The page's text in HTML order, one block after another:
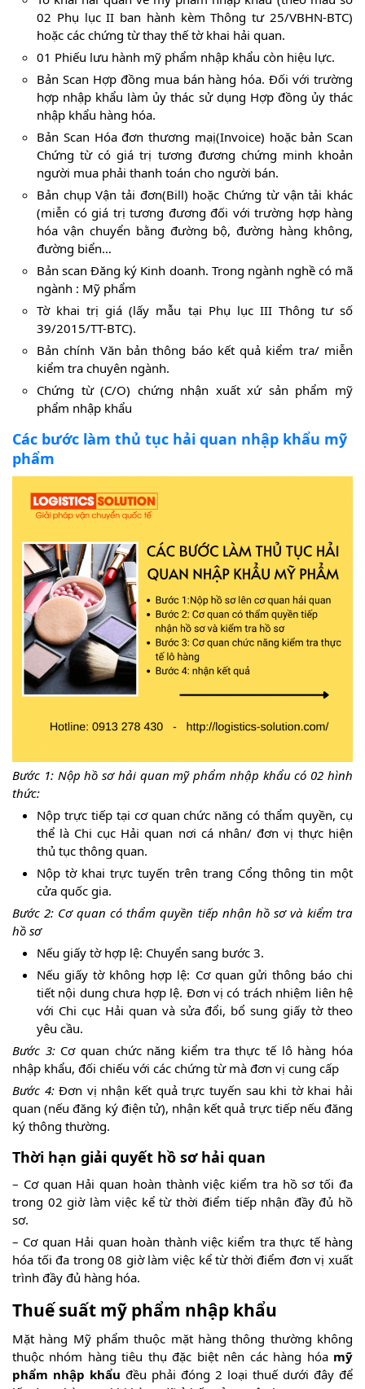
02 Phụ lục II ban hành kèm Thông tư 25/VBHN-BTC)
hoặc các chứng từ thay thế tờ khai hải quan.
01 Phiếu lưu hành mỹ phẩm nhập khẩu còn hiệu lực.
Bản Scan Hợp đồng mua bán hàng hóa. Đối với trường
hợp nhập khẩu làm ủy thác sử dụng Hợp đồng ủy thác
nhập khẩu hàng hóa.
Bản Scan Hóa đơn thương mạị(Invoice) hoặc bản Scan
Chứng từ có giá trị tương đương chứng minh khoản
người mua phải thanh toán cho người bán.
Bản chụp Vận tải đơn(Bill) hoặc Chứng từ vận tải khác
(miễn có giá trị tương đương đối với trường hợp hàng
hóa vận chuyển bằng đường bộ, đường hàng không,
đường biển…
Bản scan Đăng ký Kinh doanh. Trong ngành nghề có mã
ngành : Mỹ phẩm
Tờ khai trị giá (lấy mẫu tại Phụ lục III Thông tư số
39/2015/TT-BTC).
Bản chính Văn bản thông báo kết quả kiểm tra/ miễn
kiểm tra chuyên ngành.
Chứng từ (C/O) chứng nhận xuất xứ sản phẩm mỹ
phẩm nhập khẩu
Các bước làm thủ tục hải quan nhập khẩu mỹ
phẩm
Bước 1: Nộp hồ sơ hải quan mỹ phẩm nhập khẩu có 02 hình
thức:
Nộp trực tiếp tại cơ quan chức năng có thẩm quyền, cụ
thể là Chi cục Hải quan nơi cá nhân/ đơn vị thực hiện
thủ tục thông quan.
Nộp tờ khai trực tuyến trên trang Cổng thông tin một
cửa quốc gia.
Bước 2: Cơ quan có thẩm quyền tiếp nhận hồ sơ và kiểm tra
hồ sơ
Nếu giấy tờ hợp lệ: Chuyển sang bước 3.
Nếu giấy tờ không hợp lệ: Cơ quan gửi thông báo chi
tiết nội dung chưa hợp lệ. Đơn vị có trách nhiệm liên hệ
với Chi cục Hải quan và sửa đổi, bổ sung giấy tờ theo
yêu cầu.
Bước 3:Cơ quan chức năng kiểm tra thực tế lô hàng hóa
nhập khẩu, đối chiếu với các chứng từ mà đơn vị cung cấp
Bước 4:Đơn vị nhận kết quả trực tuyến sau khi tờ khai hải
quan (nếu đăng ký điện tử), nhận kết quả trực tiếp nếu đăng
ký thông thường.
Thời hạn giải quyết hồ sơ hải quan
– Cơ quan Hải quan hoàn thành việc kiểm tra hồ sơ tối đa
trong 02 giờ làm việc kể từ thời điểm tiếp nhận đầy đủ hồ
sơ.
– Cơ quan Hải quan hoàn thành việc kiểm tra thực tế hàng
hóa tối đa trong 08 giờ làm việc kể từ thời điểm đơn vị xuất
trình đầy đủ hàng hóa.
Thuế suất mỹ phẩm nhập khẩu
Mặt hàng Mỹ phẩm thuộc mặt hàng thông thường không
thuộc nhóm hàng tiêu thụ đặc biệt nên các hàng hóa mỹ
phẩm nhập khẩu đều phải đóng 2 loại thuế dưới đây để